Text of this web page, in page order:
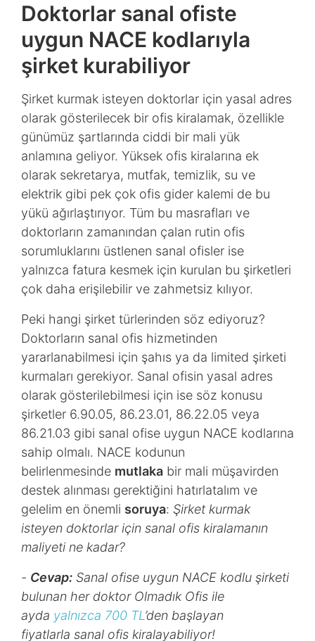
Doktorlar sanal ofiste
uygun NACE kodlarıyla
şirket kurabiliyor
Şirket kurmak isteyen doktorlar için yasal adres
olarak gösterilecek bir ofis kiralamak, özellikle
günümüz şartlarında ciddi bir mali yük
anlamına geliyor. Yüksek ofis kiralarına ek
olarak sekretarya, mutfak, temizlik, su ve
elektrik gibi pek çok ofis gider kalemi de bu
yükü ağırlaştırıyor. Tüm bu masrafları ve
doktorların zamanından çalan rutin ofis
sorumluklarını üstlenen sanal ofisler ise
yalnızca fatura kesmek için kurulan bu şirketleri
çok daha erişilebilir ve zahmetsiz kılıyor.
Peki hangi şirket türlerinden söz ediyoruz?
Doktorların sanal ofis hizmetinden
yararlanabilmesi için şahıs ya da limited şirketi
kurmaları gerekiyor. Sanal ofisin yasal adres
olarak gösterilebilmesi için ise söz konusu
şirketler 6.90.05, 86.23.01, 86.22.05 veya
86.21.03 gibi sanal ofise uygun NACE kodlarına
sahip olmalı. NACE kodunun
belirlenmesinde mutlaka bir mali müşavirden
destek alınması gerektiğini hatırlatalım ve
gelelim en önemli soruya: Şirket kurmak
isteyen doktorlar için sanal ofis kiralamanın
maliyeti ne kadar?
- Cevap: Sanal ofise uygun NACE kodlu şirketi
bulunan her doktor Olmadık Ofis ile
ayda yalnızca 700 TL ’den başlayan
fiyatlarla sanal ofis kiralayabiliyor!